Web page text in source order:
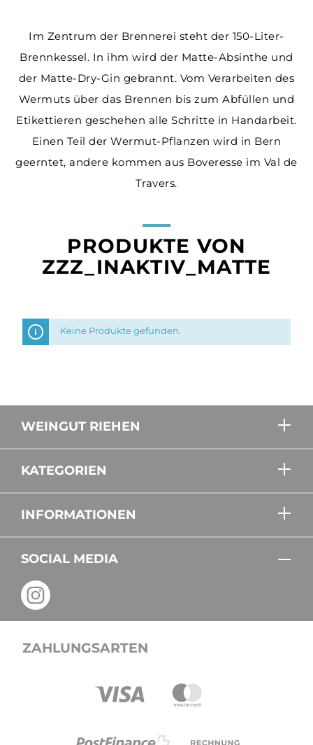
Im Zentrum der Brennerei steht der 150-Liter-
Brennkessel. In ihm wird der Matte-Absinthe und
der Matte-Dry-Gin gebrannt. Vom Verarbeiten des
Wermuts über das Brennen bis zum Abfüllen und
Etikettieren geschehen alle Schritte in Handarbeit.
Einen Teil der Wermut-Pflanzen wird in Bern
geerntet, andere kommen aus Boveresse im Val de
Travers.
PRODUKTE VON
ZZZ_INAKTIV_MATTE
Keine Produkte gefunden.
WEINGUT RIEHEN
KATEGORIEN
INFORMATIONEN
SOCIAL MEDIA
ZAHLUNGSARTEN